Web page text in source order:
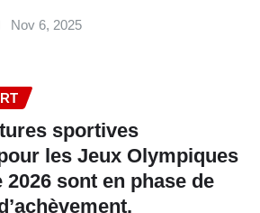
Nov 6, 2025
sportives
les Jeux Olympiques
2026 sont en phase de